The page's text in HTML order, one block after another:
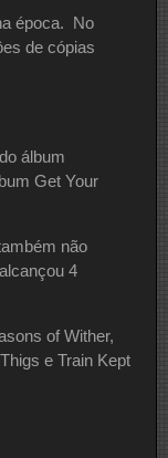
época. No
de cópias
álbum
Get Your
não
4
of Wither,
e Train Kept